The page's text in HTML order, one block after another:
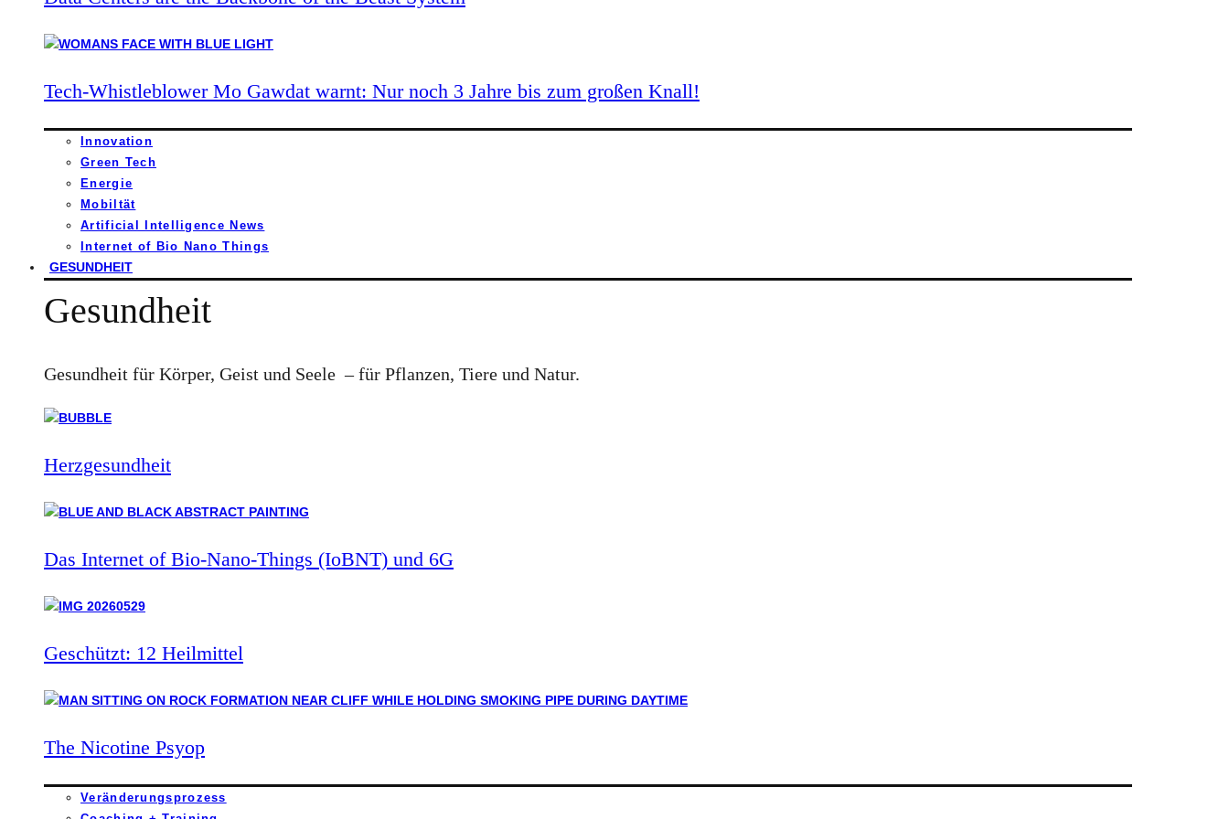
Tech-Whistleblower Mo Gawdat warnt: Nur noch 3 Jahre bis zum großen Knall!
Innovation
Green Tech
Energie
Mobiltät
Artificial Intelligence News
Internet of Bio Nano Things
GESUNDHEIT
Gesundheit
Gesundheit für Körper, Geist und Seele – für Pflanzen, Tiere und Natur.
Herzgesundheit
Das Internet of Bio-Nano-Things (IoBNT) und 6G
Geschützt: 12 Heilmittel
The Nicotine Psyop
Veränderungsprozess